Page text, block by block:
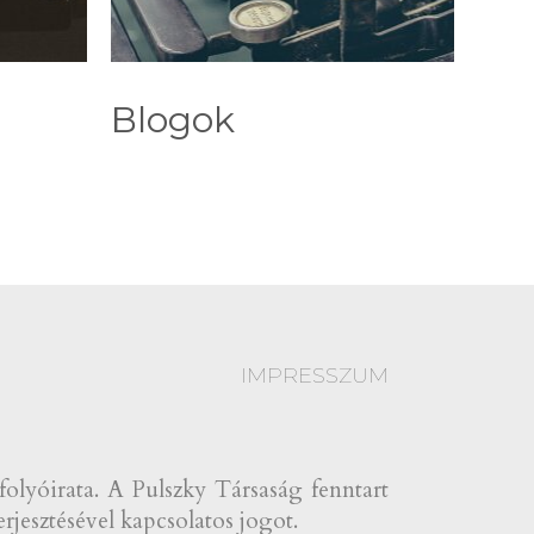
Blogok
IMPRESSZUM
A Pulszky Társaság fenntart
kapcsolatos jogot.